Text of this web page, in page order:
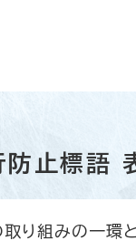
防止標語
り組みの一環